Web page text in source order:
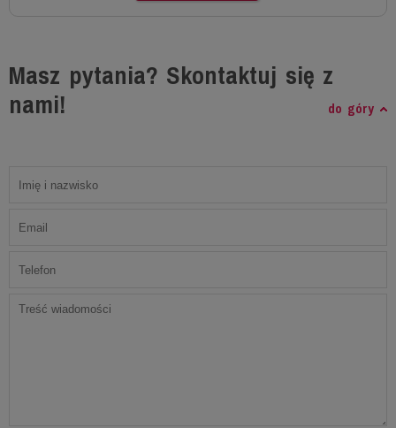
Masz pytania? Skontaktuj się z
nami!
do góry